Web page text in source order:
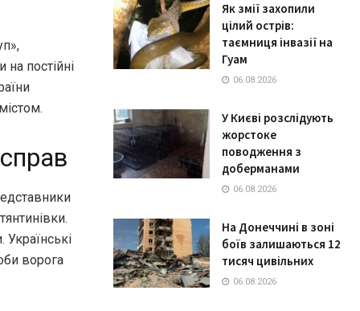
постійні
ворога
Як змії захопили
цілий острів:
таємниця інвазії на
Гуам
06.08.2026
У Києві розслідують
жорстоке
поводження з
доберманами
06.08.2026
На Донеччині в зоні
боїв залишаються 12
тисяч цивільних
06.08.2026